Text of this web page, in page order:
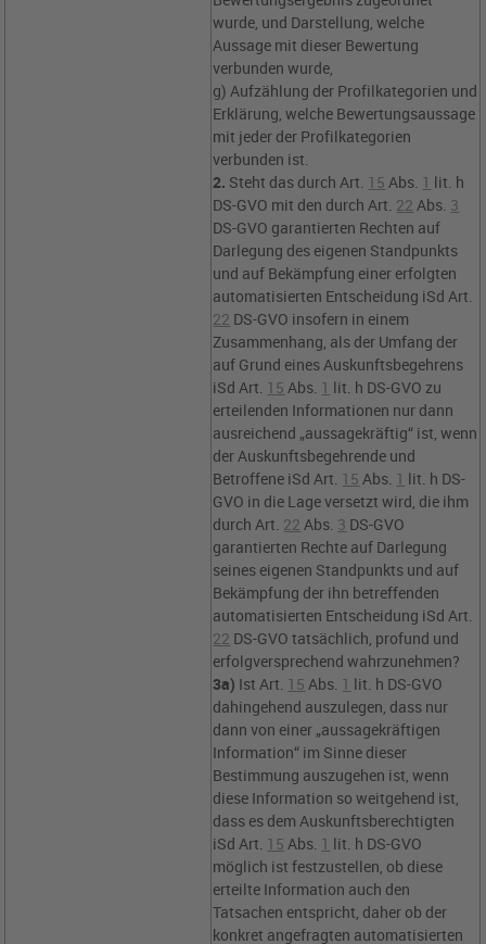
wurde, und Darstellung, welche
Aussage mit dieser Bewertung
verbunden wurde,
g) Aufzählung der Profilkategorien und
Erklärung, welche Bewertungsaussage
mit jeder der Profilkategorien
verbunden ist.
2. Steht das durchArt. 15 Abs. 1 lit. h
DS-GVO mit den durchArt. 22 Abs. 3
DS-GVO garantierten Rechten auf
Darlegung des eigenen Standpunkts
und auf Bekämpfung einer erfolgten
automatisierten Entscheidung iSdArt.
22 DS-GVO insofern in einem
Zusammenhang, als der Umfang der
auf Grund eines Auskunftsbegehrens
iSdArt. 15 Abs. 1 lit. h DS-GVO zu
erteilenden Informationen nur dann
ausreichend „aussagekräftig“ ist, wenn
der Auskunftsbegehrende und
Betroffene iSdArt. 15 Abs. 1 lit. h DS-
GVO in die Lage versetzt wird, die ihm
durchArt. 22 Abs. 3 DS-GVO
garantierten Rechte auf Darlegung
seines eigenen Standpunkts und auf
Bekämpfung der ihn betreffenden
automatisierten Entscheidung iSdArt.
22 DS-GVO tatsächlich, profund und
erfolgversprechend wahrzunehmen?
3a) IstArt. 15 Abs. 1 lit. h DS-GVO
dahingehend auszulegen, dass nur
dann von einer „aussagekräftigen
Information“ im Sinne dieser
Bestimmung auszugehen ist, wenn
diese Information so weitgehend ist,
dass es dem Auskunftsberechtigten
iSdArt. 15 Abs. 1 lit. h DS-GVO
möglich ist festzustellen, ob diese
erteilte Information auch den
Tatsachen entspricht, daher ob der
konkret angefragten automatisierten